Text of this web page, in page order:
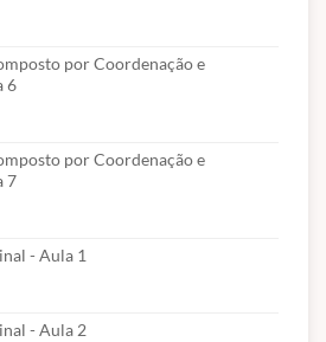
serviços públicos. Técnicas
e administração do tempo.
ao público. A imagem da
profissional, sigilo e postura.
comunicação verbal;
e ética profissional.
por Coordenação e
6
por Coordenação e
7
- Aula 1
- Aula 2